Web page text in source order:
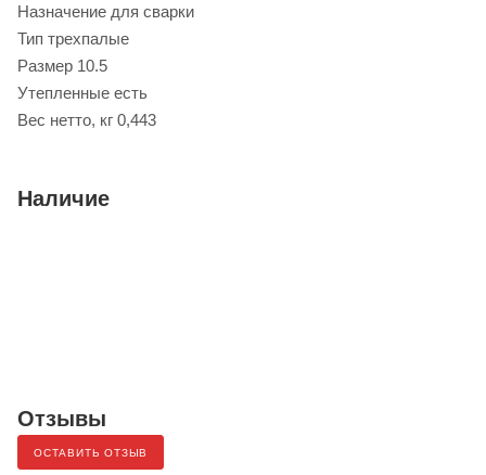
Назначение для сварки
Тип трехпалые
Размер 10.5
Утепленные есть
Вес нетто, кг 0,443
Наличие
Отзывы
ОСТАВИТЬ ОТЗЫВ